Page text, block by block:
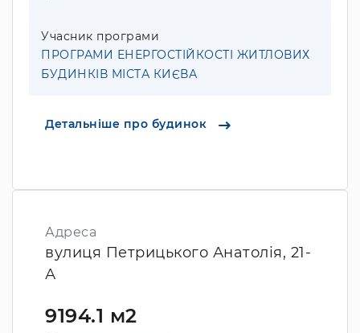
Учасник програми
ПРОГРАМИ ЕНЕРГОСТІЙКОСТІ ЖИТЛОВИХ
БУДИНКІВ МІСТА КИЄВА
Детальніше про будинок
Адреса
вулиця Петрицького Анатолія, 21-
А
9194.1 м2